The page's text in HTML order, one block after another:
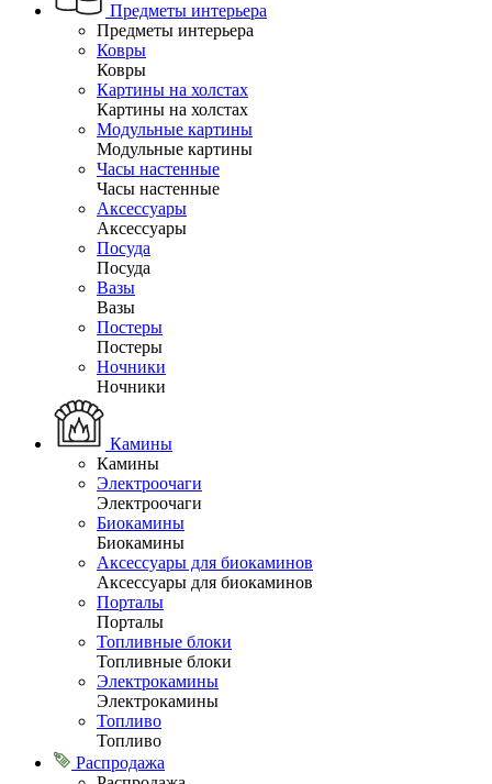
Предметы интерьера
Предметы интерьера
Ковры
Ковры
Картины на холстах
Картины на холстах
Модульные картины
Модульные картины
Часы настенные
Часы настенные
Аксессуары
Аксессуары
Посуда
Посуда
Вазы
Вазы
Постеры
Постеры
Ночники
Ночники
Камины
Камины
Электроочаги
Электроочаги
Биокамины
Биокамины
Аксессуары для биокаминов
Аксессуары для биокаминов
Порталы
Порталы
Топливные блоки
Топливные блоки
Электрокамины
Электрокамины
Топливо
Топливо
Распродажа